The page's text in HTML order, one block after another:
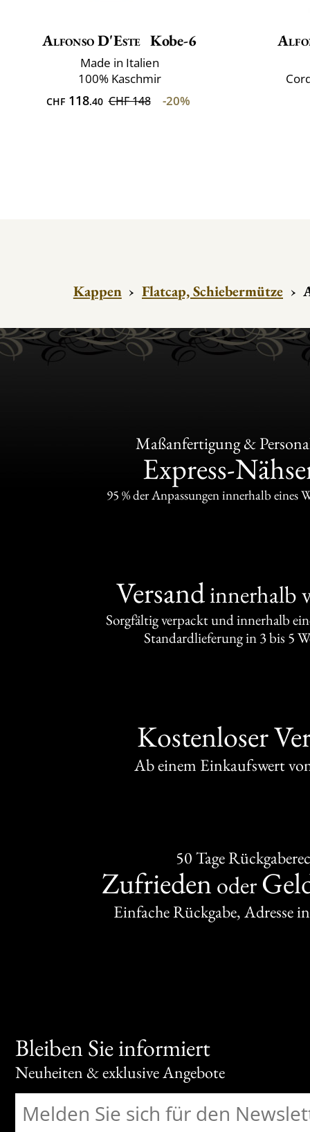
Alfonso D'Este Kobe-6
Made in Italien
100% Kaschmir
CHF118.40 CHF 148 -20%
Kappen › Flatcap, Schiebermütze ›
Maßanfertigung &
Express-
95 % der Anpassungen innerhalb eines
Versandinnerhalb
Sorgfältig verpackt und innerhalb
Standardlieferung in 3 bis 5
Kostenloser
Ab einem Einkaufswert
50 Tage
Zufrieden oder
Einfache Rückgabe, Adresse
Bleiben Sie informiert
Neuheiten & exklusive Angebote